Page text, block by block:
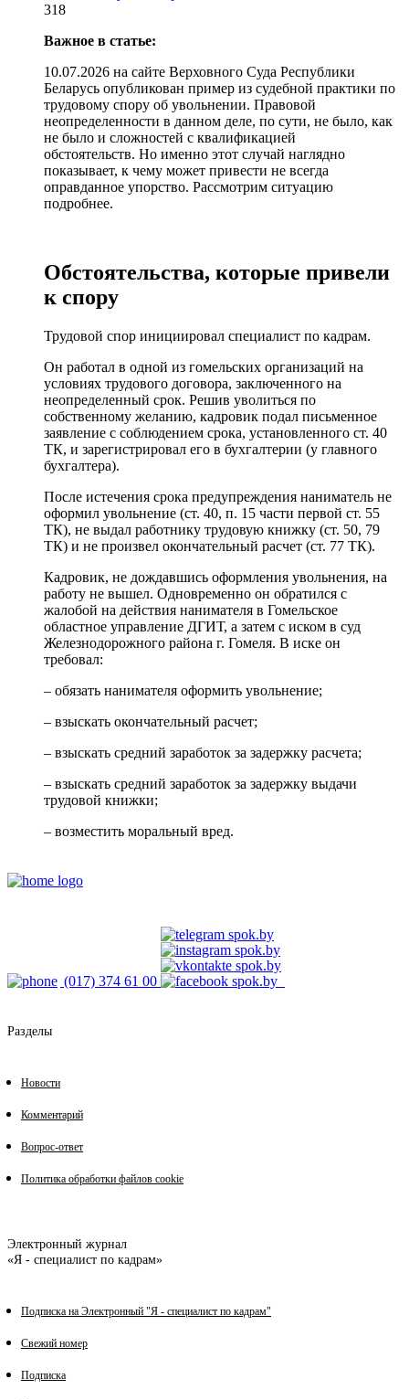
318
Важное в статье:
10.07.2026 на сайте Верховного Суда Республики
Беларусь опубликован пример из судебной практики по
трудовому спору об увольнении. Правовой
неопределенности в данном деле, по сути, не было, как
не было и сложностей с квалификацией
обстоятельств. Но именно этот случай наглядно
показывает, к чему может привести не всегда
оправданное упорство. Рассмотрим ситуацию
подробнее.
Обстоятельства, которые привели
к спору
Трудовой спор инициировал специалист по кадрам.
Он работал в одной из гомельских организаций на
условиях трудового договора, заключенного на
неопределенный срок. Решив уволиться по
собственному желанию, кадровик подал письменное
заявление с соблюдением срока, установленного ст. 40
ТК, и зарегистрировал его в бухгалтерии (у главного
бухгалтера).
После истечения срока предупреждения наниматель не
оформил увольнение (ст. 40, п. 15 части первой ст. 55
ТК), не выдал работнику трудовую книжку (ст. 50, 79
ТК) и не произвел окончательный расчет (ст. 77 ТК).
Кадровик, не дождавшись оформления увольнения, на
работу не вышел. Одновременно он обратился с
жалобой на действия нанимателя в Гомельское
областное управление ДГИТ, а затем с иском в суд
Железнодорожного района г. Гомеля. В иске он
требовал:
– обязать нанимателя оформить увольнение;
– взыскать окончательный расчет;
– взыскать средний заработок за задержку расчета;
– взыскать средний заработок за задержку выдачи
трудовой книжки;
– возместить моральный вред.
(017) 374 61 00
Разделы
Новости
Комментарий
Вопрос-ответ
Политика обработки файлов cookie
Электронный журнал
«Я - специалист по кадрам»
Подписка на Электронный "Я - специалист по кадрам"
Свежий номер
Подписка